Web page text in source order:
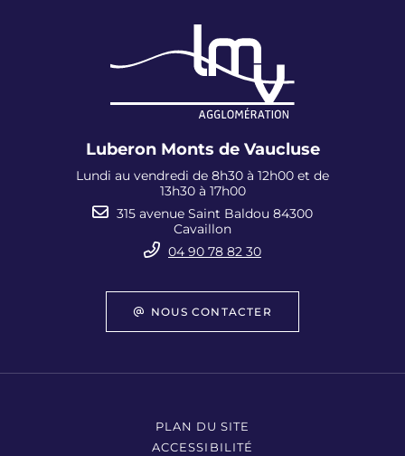
Luberon Monts de Vaucluse
Lundi au vendredi de 8h30 à 12h00 et de
13h30 à 17h00
315 avenue Saint Baldou 84300
Cavaillon
04 90 78 82 30
NOUS CONTACTER
PLAN DU SITE
ACCESSIBILITÉ